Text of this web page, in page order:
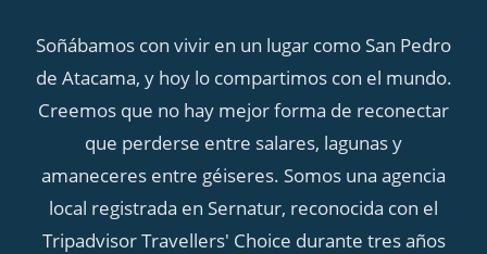
Soñábamos con vivir en un lugar como San Pedro
de Atacama, y hoy lo compartimos con el mundo.
Creemos que no hay mejor forma de reconectar
que perderse entre salares, lagunas y
amaneceres entre géiseres. Somos una agencia
local registrada en Sernatur, reconocida con el
Tripadvisor Travellers' Choice durante tres años